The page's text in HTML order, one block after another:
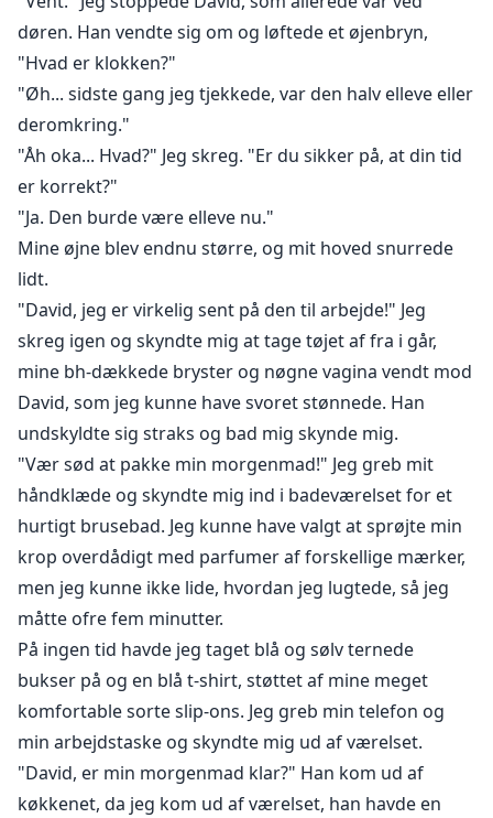
døren. Han vendte sig om og løftede et øjenbryn,
"Hvad er klokken?"
"Øh... sidste gang jeg tjekkede, var den halv elleve eller
deromkring."
"Åh oka... Hvad?" Jeg skreg. "Er du sikker på, at din tid
er korrekt?"
"Ja. Den burde være elleve nu."
Mine øjne blev endnu større, og mit hoved snurrede
lidt.
"David, jeg er virkelig sent på den til arbejde!" Jeg
skreg igen og skyndte mig at tage tøjet af fra i går,
mine bh-dækkede bryster og nøgne vagina vendt mod
David, som jeg kunne have svoret stønnede. Han
undskyldte sig straks og bad mig skynde mig.
"Vær sød at pakke min morgenmad!" Jeg greb mit
håndklæde og skyndte mig ind i badeværelset for et
hurtigt brusebad. Jeg kunne have valgt at sprøjte min
krop overdådigt med parfumer af forskellige mærker,
men jeg kunne ikke lide, hvordan jeg lugtede, så jeg
måtte ofre fem minutter.
På ingen tid havde jeg taget blå og sølv ternede
bukser på og en blå t-shirt, støttet af mine meget
komfortable sorte slip-ons. Jeg greb min telefon og
min arbejdstaske og skyndte mig ud af værelset.
"David, er min morgenmad klar?" Han kom ud af
køkkenet, da jeg kom ud af værelset, han havde en